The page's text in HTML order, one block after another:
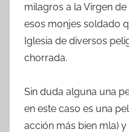
milagros a la Virgen
esos monjes soldado
Iglesia de diversos
chorrada.
Sin duda alguna una
en este caso es una
acción más bien mla)